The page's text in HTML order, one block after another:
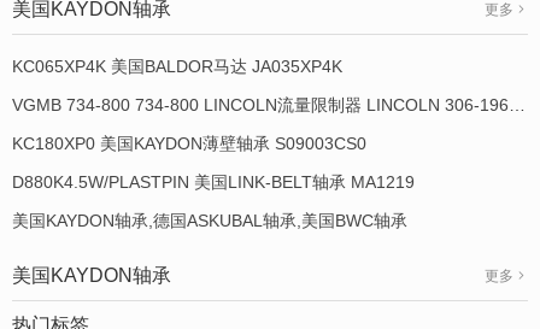
美国KAYDON轴承 更多
KC065XP4K 美国BALDOR马达 JA035XP4K
KC180XP0 美国KAYDON薄壁轴承 S09003CS0
D880K4.5W/PLASTPIN 美国LINK-BELT轴承 MA1219
美国KAYDON轴承,德国ASKUBAL轴承,美国BWC轴承
美国KAYDON轴承 更多
热门标签